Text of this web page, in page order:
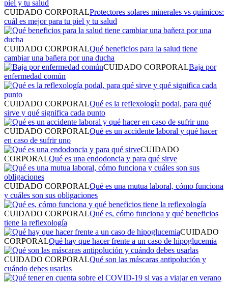
CUIDADO CORPORALProtectores solares minerales vs químicos:
cuál es mejor para tu piel y tu salud
CUIDADO CORPORALQué beneficios para la salud tiene
cambiar una bañera por una ducha
CUIDADO CORPORALBaja por
enfermedad común
CUIDADO CORPORALQué es la reflexología podal, para qué
sirve y qué significa cada punto
CUIDADO CORPORALQué es un accidente laboral y qué hacer
en caso de sufrir uno
CUIDADO
CORPORALQué es una endodoncia y para qué sirve
CUIDADO CORPORALQué es una mutua laboral, cómo funciona
y cuáles son sus obligaciones
CUIDADO CORPORALQué es, cómo funciona y qué beneficios
tiene la reflexología
CUIDADO
CORPORALQué hay que hacer frente a un caso de hipoglucemia
CUIDADO CORPORALQué son las máscaras antipolución y
cuándo debes usarlas